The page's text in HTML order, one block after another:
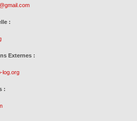
:
Externes :
log.org
: